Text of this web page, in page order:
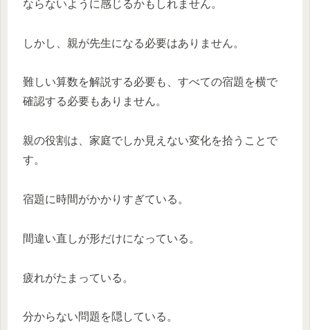
ならないように感じるかもしれません。
しかし、親が先生になる必要はありません。
難しい算数を解説する必要も、すべての宿題を横で
確認する必要もありません。
親の役割は、家庭でしか見えない変化を拾うことで
す。
宿題に時間がかかりすぎている。
間違い直しが形だけになっている。
疲れがたまっている。
分からない問題を隠している。